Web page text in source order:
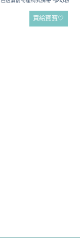
買給寶寶🤍